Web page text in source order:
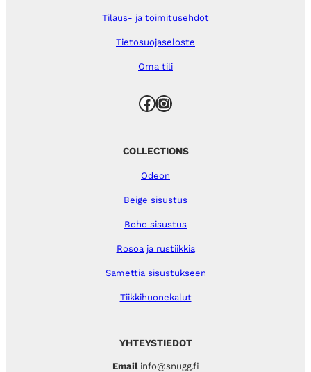
Tilaus- ja toimitusehdot
Tietosuojaseloste
Oma tili
Facebook Instagram
YHTEYSTIEDOT
Emailinfo@snugg.fi
COLLECTIONS
Odeon
Beige sisustus
Boho sisustus
Rosoa ja rustiikkia
Samettia sisustukseen
Tiikkihuonekalut